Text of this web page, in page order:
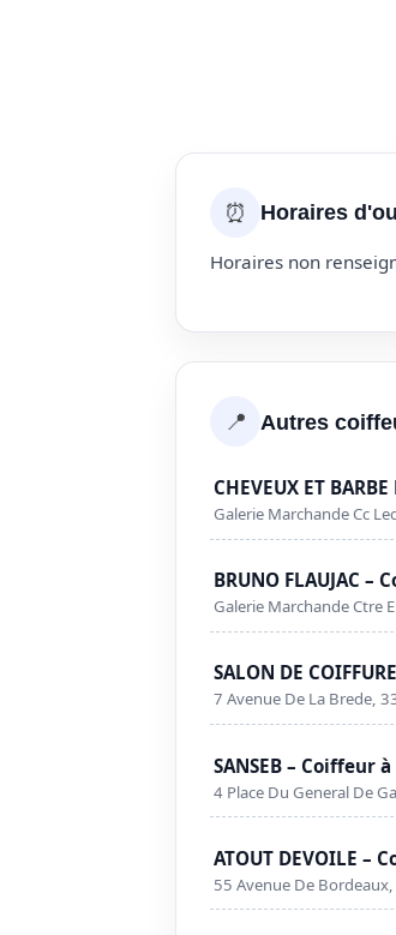
⏰ Horaires
Horaires non
📍 Autres
CHEVEUX ET
Galerie Marchande Cc
BRUNO FLAUJAC –
Galerie Marchande Ctre
SALON DE
7 Avenue De La Brede,
SANSEB – Coiffeur
4 Place Du General De
ATOUT DEVOILE –
55 Avenue De